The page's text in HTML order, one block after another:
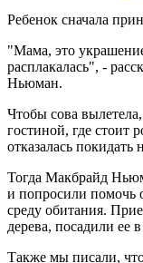
Ребенок сначала
"Мама, это
расплакалась", -
Ньюман.
Чтобы сова
гостиной, где стоит
отказалась покидать
Тогда Макбрайд
и попросили помочь
среду обитания.
дерева, посадили ее
Также мы писали,